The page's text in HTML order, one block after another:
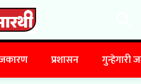
प्रशासन गुन्हेगारी